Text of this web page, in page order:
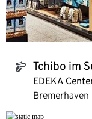
tchibo_logo Tchibo im
EDEKA
Bremerhaven